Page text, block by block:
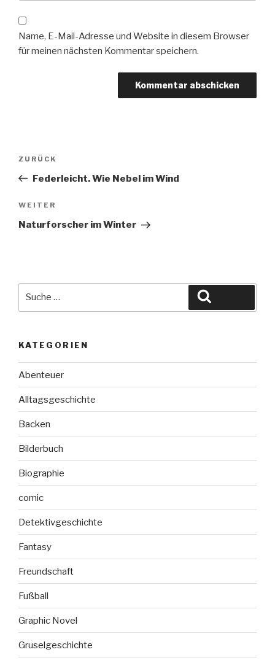
Name, E-Mail-Adresse und Website in diesem Browser
für meinen nächsten Kommentar speichern.
Beitragsnavigation
Vorheriger
Beitrag
ZURÜCK
Federleicht. Wie Nebel im Wind
Nächster
Beitrag
WEITER
Naturforscher im Winter
KATEGORIEN
Abenteuer
Alltagsgeschichte
Backen
Bilderbuch
Biographie
comic
Detektivgeschichte
Fantasy
Freundschaft
Fußball
Graphic Novel
Gruselgeschichte